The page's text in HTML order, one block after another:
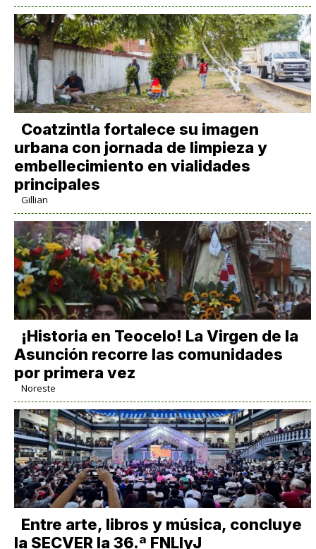
Coatzintla fortalece su imagen
urbana con jornada de limpieza y
embellecimiento en vialidades
principales
Gillian
​¡Historia en Teocelo! La Virgen de la
Asunción recorre las comunidades
por primera vez
Noreste
Entre arte, libros y música, concluye
la SECVER la 36.ª FNLIyJ